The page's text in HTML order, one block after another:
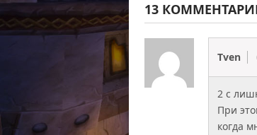
13
Tven
2 с
При
когда